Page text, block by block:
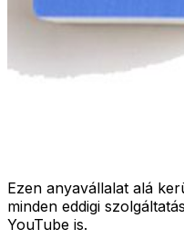
Ezen anyavállalat alá
minden eddigi
YouTube is.